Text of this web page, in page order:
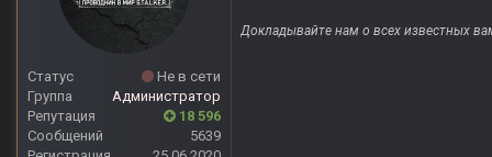
Статус
Не в сети
Группа
Администратор
Репутация
18 596
Сообщений
5639
Докладывайте нам о всех известных